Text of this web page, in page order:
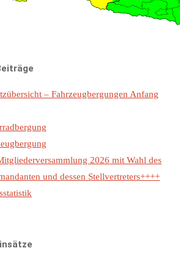
– Fahrzeugbergungen Anfang
2026 mit Wahl des
und dessen Stellvertreters++++